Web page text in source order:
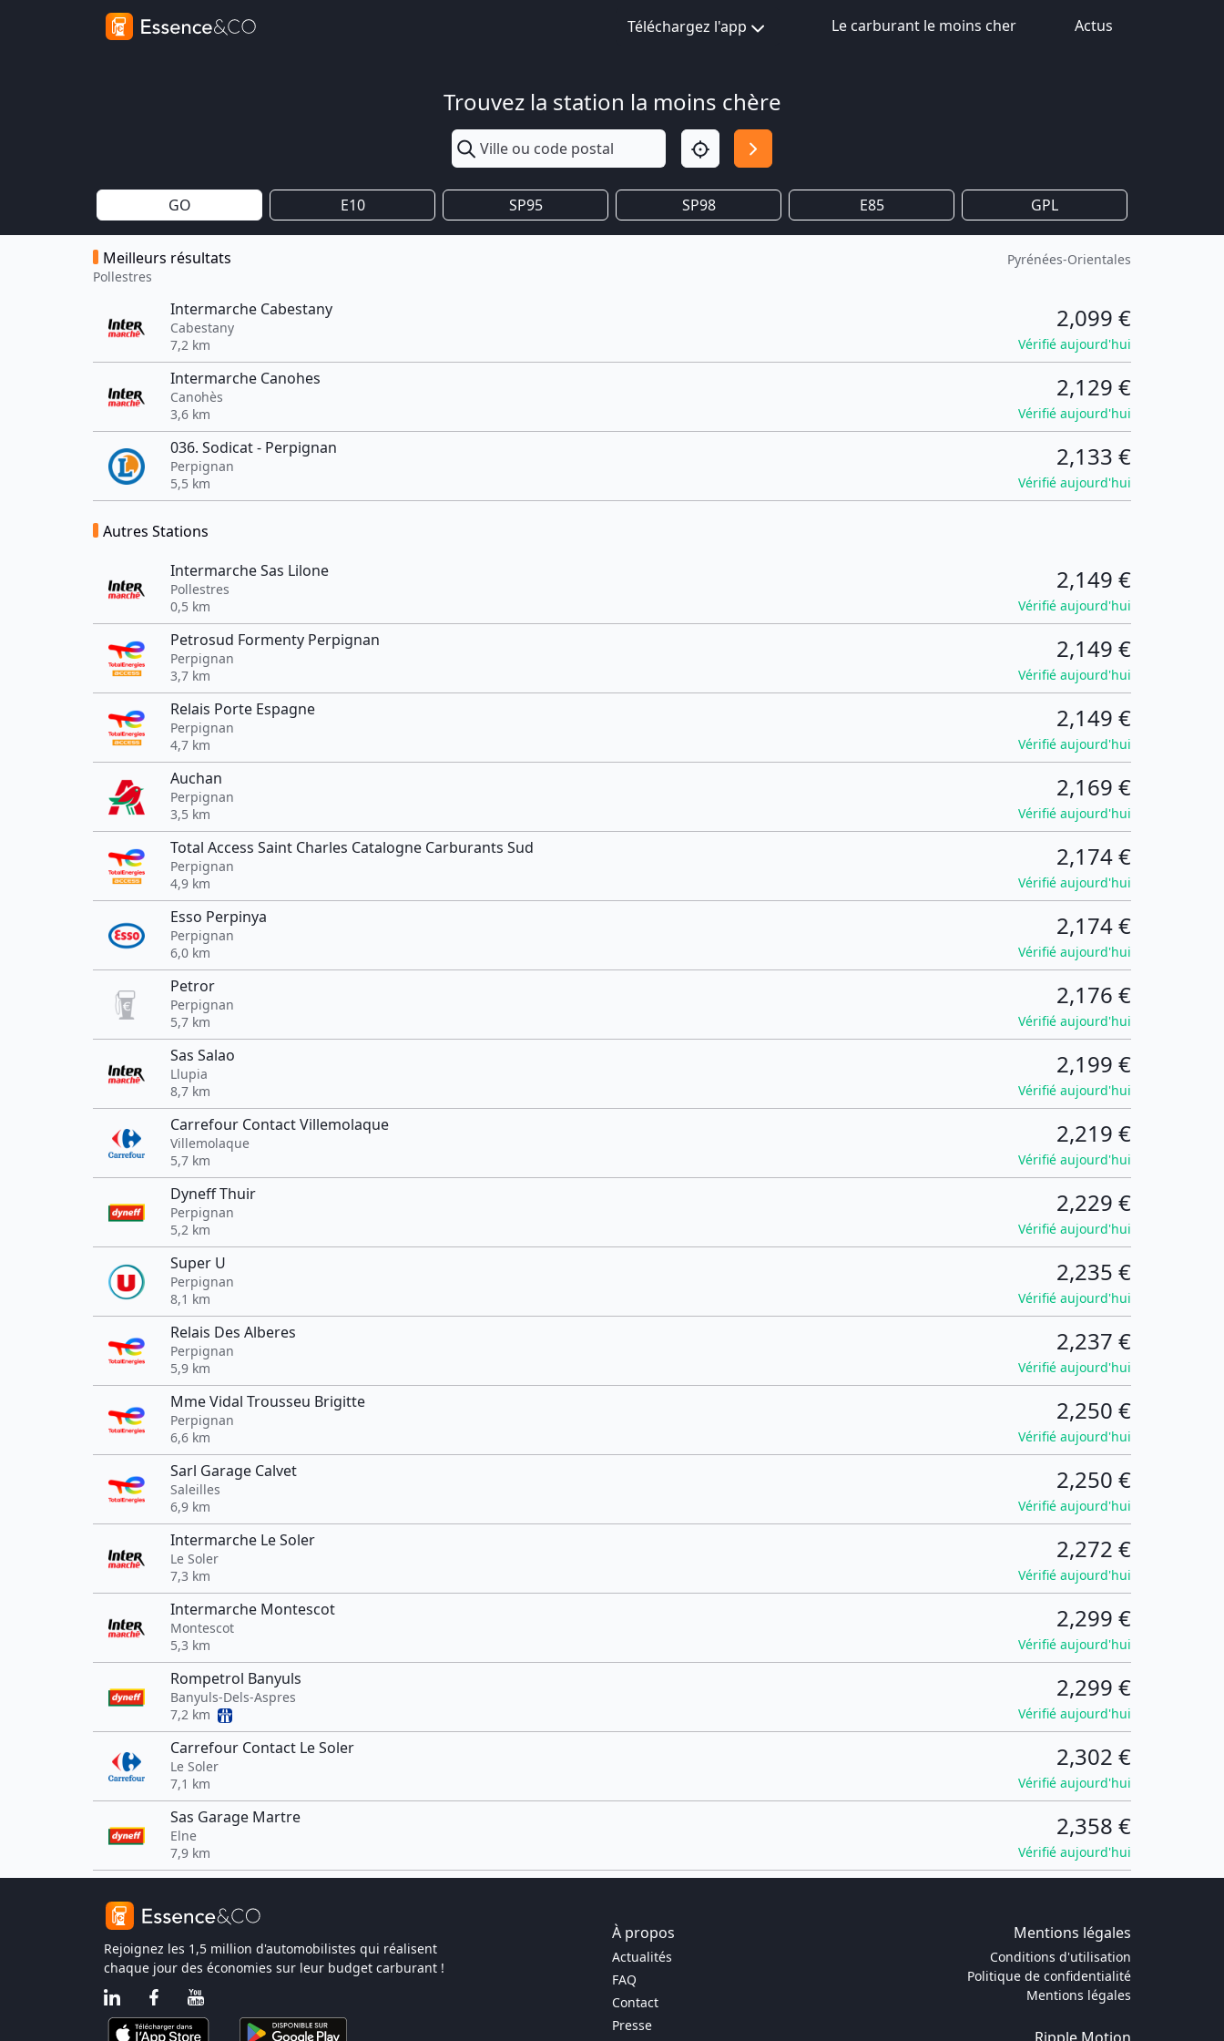
Téléchargez l'app Le carburant le moins cher Actus
Trouvez la station la moins chère
GO E10 SP95 SP98 E85 GPL
Meilleurs résultats
Pollestres
Pyrénées-Orientales
Intermarche Cabestany
Cabestany
7,2 km
2,099 €
Vérifié aujourd'hui
Intermarche Canohes
Canohès
3,6 km
2,129 €
Vérifié aujourd'hui
036. Sodicat - Perpignan
Perpignan
5,5 km
2,133 €
Vérifié aujourd'hui
Autres Stations
Intermarche Sas Lilone
Pollestres
0,5 km
2,149 €
Vérifié aujourd'hui
Petrosud Formenty Perpignan
Perpignan
3,7 km
2,149 €
Vérifié aujourd'hui
Relais Porte Espagne
Perpignan
4,7 km
2,149 €
Vérifié aujourd'hui
Auchan
Perpignan
3,5 km
2,169 €
Vérifié aujourd'hui
Total Access Saint Charles Catalogne Carburants Sud
Perpignan
4,9 km
2,174 €
Vérifié aujourd'hui
Esso Perpinya
Perpignan
6,0 km
2,174 €
Vérifié aujourd'hui
Petror
Perpignan
5,7 km
2,176 €
Vérifié aujourd'hui
Sas Salao
Llupia
8,7 km
2,199 €
Vérifié aujourd'hui
Carrefour Contact Villemolaque
Villemolaque
5,7 km
2,219 €
Vérifié aujourd'hui
Dyneff Thuir
Perpignan
5,2 km
2,229 €
Vérifié aujourd'hui
Super U
Perpignan
8,1 km
2,235 €
Vérifié aujourd'hui
Relais Des Alberes
Perpignan
5,9 km
2,237 €
Vérifié aujourd'hui
Mme Vidal Trousseu Brigitte
Perpignan
6,6 km
2,250 €
Vérifié aujourd'hui
Sarl Garage Calvet
Saleilles
6,9 km
2,250 €
Vérifié aujourd'hui
Intermarche Le Soler
Le Soler
7,3 km
2,272 €
Vérifié aujourd'hui
Intermarche Montescot
Montescot
5,3 km
2,299 €
Vérifié aujourd'hui
Rompetrol Banyuls
Banyuls-Dels-Aspres
7,2 km
2,299 €
Vérifié aujourd'hui
Carrefour Contact Le Soler
Le Soler
7,1 km
2,302 €
Vérifié aujourd'hui
Sas Garage Martre
Elne
7,9 km
2,358 €
Vérifié aujourd'hui
Rejoignez les 1,5 million d'automobilistes qui réalisent
chaque jour des économies sur leur budget carburant !
À propos Mentions légales
Actualités
FAQ
Contact
Presse
Conditions d'utilisation
Politique de confidentialité
Mentions légales